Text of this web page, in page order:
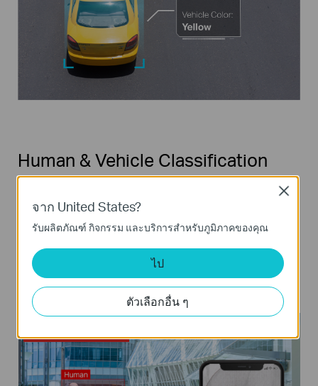
Human & Vehicle Classification
แยกแยะบุคคลและยานพาหนะออกจากวัตถุอื่น เพื่อการ
แจ้งเตือนที่แม่นยำยิ่งขึ้น
เรียนรู้เพิ่มเติมเกี่ยวกับเทคโนโลยี VIGI AI >>
ระบบจำแนกบุคคล
และยานพาหนะ
เปิดเฉพาะระบบ
จำแนกบุคคล
เปิดเฉพาะระบบ
จำแนกยานพาหนะ
จาก United States?
รับผลิตภัณฑ์ กิจกรรม และบริการสำหรับภูมิภาคของคุณ
ไป
ตัวเลือกอื่น ๆ
Close